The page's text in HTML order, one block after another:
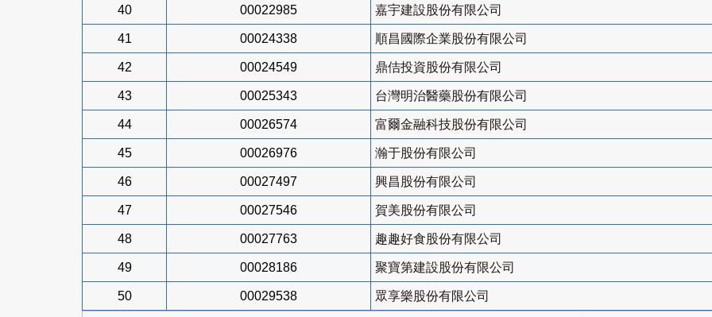
40 00022985 嘉宇建設股份有限公司
41 00024338 順昌國際企業股份有限公司
42 00024549 鼎佶投資股份有限公司
43 00025343 台灣明治醫藥股份有限公司
44 00026574 富爾金融科技股份有限公司
45 00026976 瀚于股份有限公司
46 00027497 興昌股份有限公司
47 00027546 賀美股份有限公司
48 00027763 趣趣好食股份有限公司
49 00028186 聚寶第建設股份有限公司
50 00029538 眾享樂股份有限公司